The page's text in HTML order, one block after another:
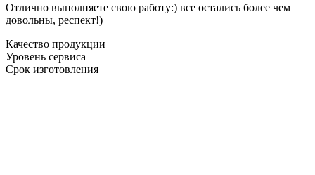
Отлично выполняете свою работу:) все остались более чем
довольны, респект!)
Качество продукции
Уровень сервиса
Срок изготовления